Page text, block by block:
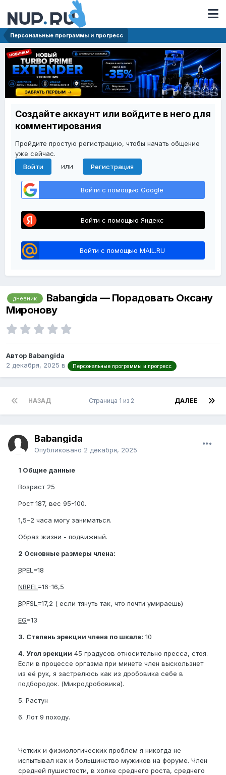
Персональные программы и прогресс
Создайте аккаунт или войдите в него для
комментирования
Пройдите простую регистрацию, чтобы начать общение
уже сейчас.
Войти
или Регистрация
Войти с помощью Google
Войти с помощью Яндекс
Войти с помощью MAIL.RU
дневник
Babangida — Порадовать Оксану
Миронову
Автор Babangida
2 декабря, 2025 в Персональные программы и прогресс
НАЗАД ДАЛЕЕ
Страница 1 из 2
Babangida
Опубликовано 2 декабря, 2025
1 Общие данные
Возраст 25
Рост 187, вес 95-100.
1,5–2 часа могу заниматься.
Образ жизни - подвижный.
2 Основные размеры члена:
BPEL =18
NBPEL =16-16,5
BPFSL =17,2 ( если тянуть так, что почти умираешь)
EG=13
3. Степень эрекции члена по шкале: 10
4. Угол эрекции 45 градусов относительно пресса, стоя.
Если в процессе оргазма при минете член выскользнет
из её рук, я застрелюсь как из дробовика себе в
подбородок. (Микродробовика).
5. Растун
6. Лот 9 походу.
Четких и физиологических проблем я никогда не
испытывал как и большинство мужиков на форуме. Член
средней пушистости, в холке среднего роста, среднего